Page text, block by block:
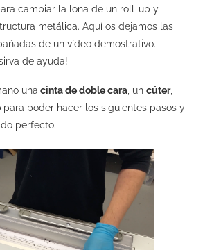
cambiar la lona de un roll-up y
metálica. Aquí os dejamos las
de un vídeo demostrativo.
de ayuda!
una cinta de doble cara, un cúter,
para poder hacer los siguientes pasos y
perfecto.